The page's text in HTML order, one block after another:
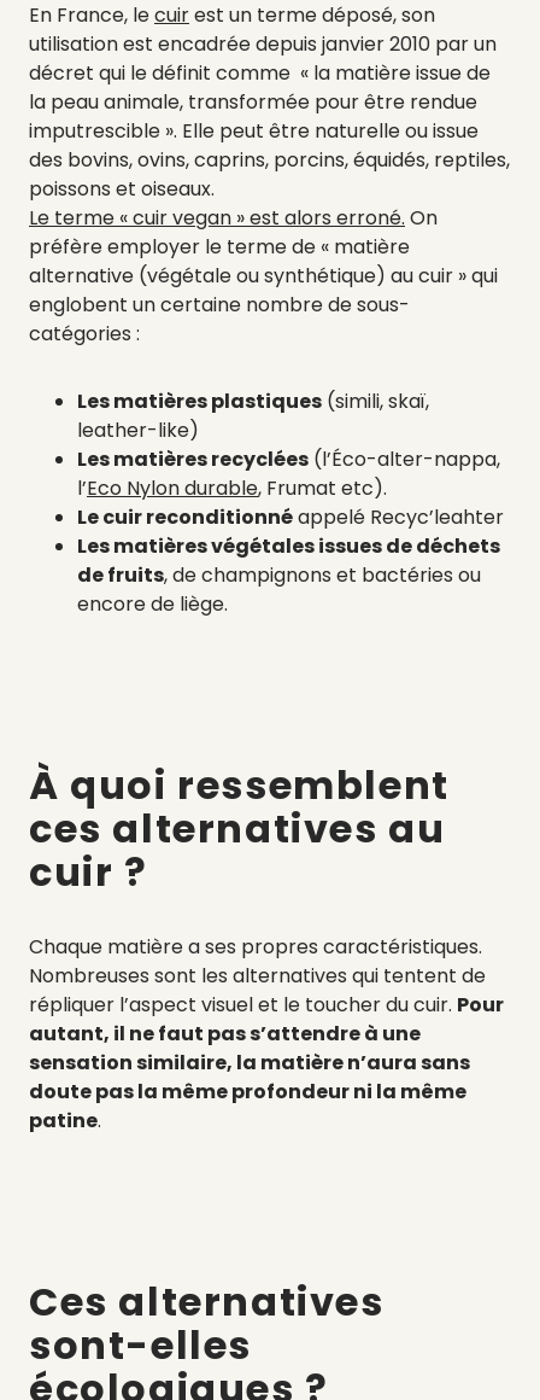
En France, lecuirest un terme déposé, son
utilisation est encadrée depuis janvier 2010 par un
décret qui le définit comme « la matière issue de
la peau animale, transformée pour être rendue
imputrescible ». Elle peut être naturelle ou issue
des bovins, ovins, caprins, porcins, équidés, reptiles,
poissons et oiseaux.
Le terme « cuir vegan » est alors erroné. On
préfère employer le terme de « matière
alternative (végétale ou synthétique) au cuir » qui
englobent un certaine nombre de sous-
catégories :
Les matières plastiques (simili, skaï,
leather-like)
Les matières recyclées (l’Éco-alter-nappa,
l’Eco Nylon durable, Frumat etc).
Le cuir reconditionnéappelé Recyc’leahter
Les matières végétales issues de déchets
de fruits, de champignons et bactéries ou
encore de liège.
À quoi ressemblent
ces alternatives au
cuir ?
Chaque matière a ses propres caractéristiques.
Nombreuses sont les alternatives qui tentent de
répliquer l’aspect visuel et le toucher du cuir. Pour
autant, il ne faut pas s’attendre à une
sensation similaire, la matière n’aura sans
doute pas la même profondeur ni la même
patine.
Ces alternatives
sont-elles
écologiques ?